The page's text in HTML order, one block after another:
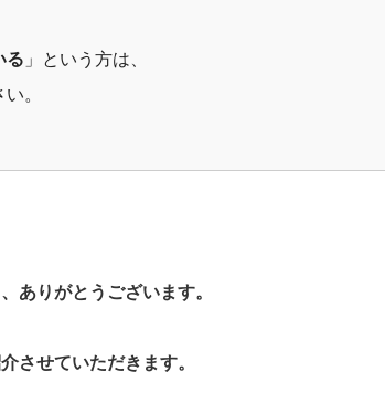
る 」という方は、
。
ありがとうございます。
させていただきます。